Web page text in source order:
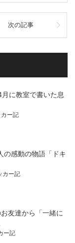
次の記事
に教室で書いた息
ー記
の感動の物語「ドキ
カー記
友達から「一緒に
ー記